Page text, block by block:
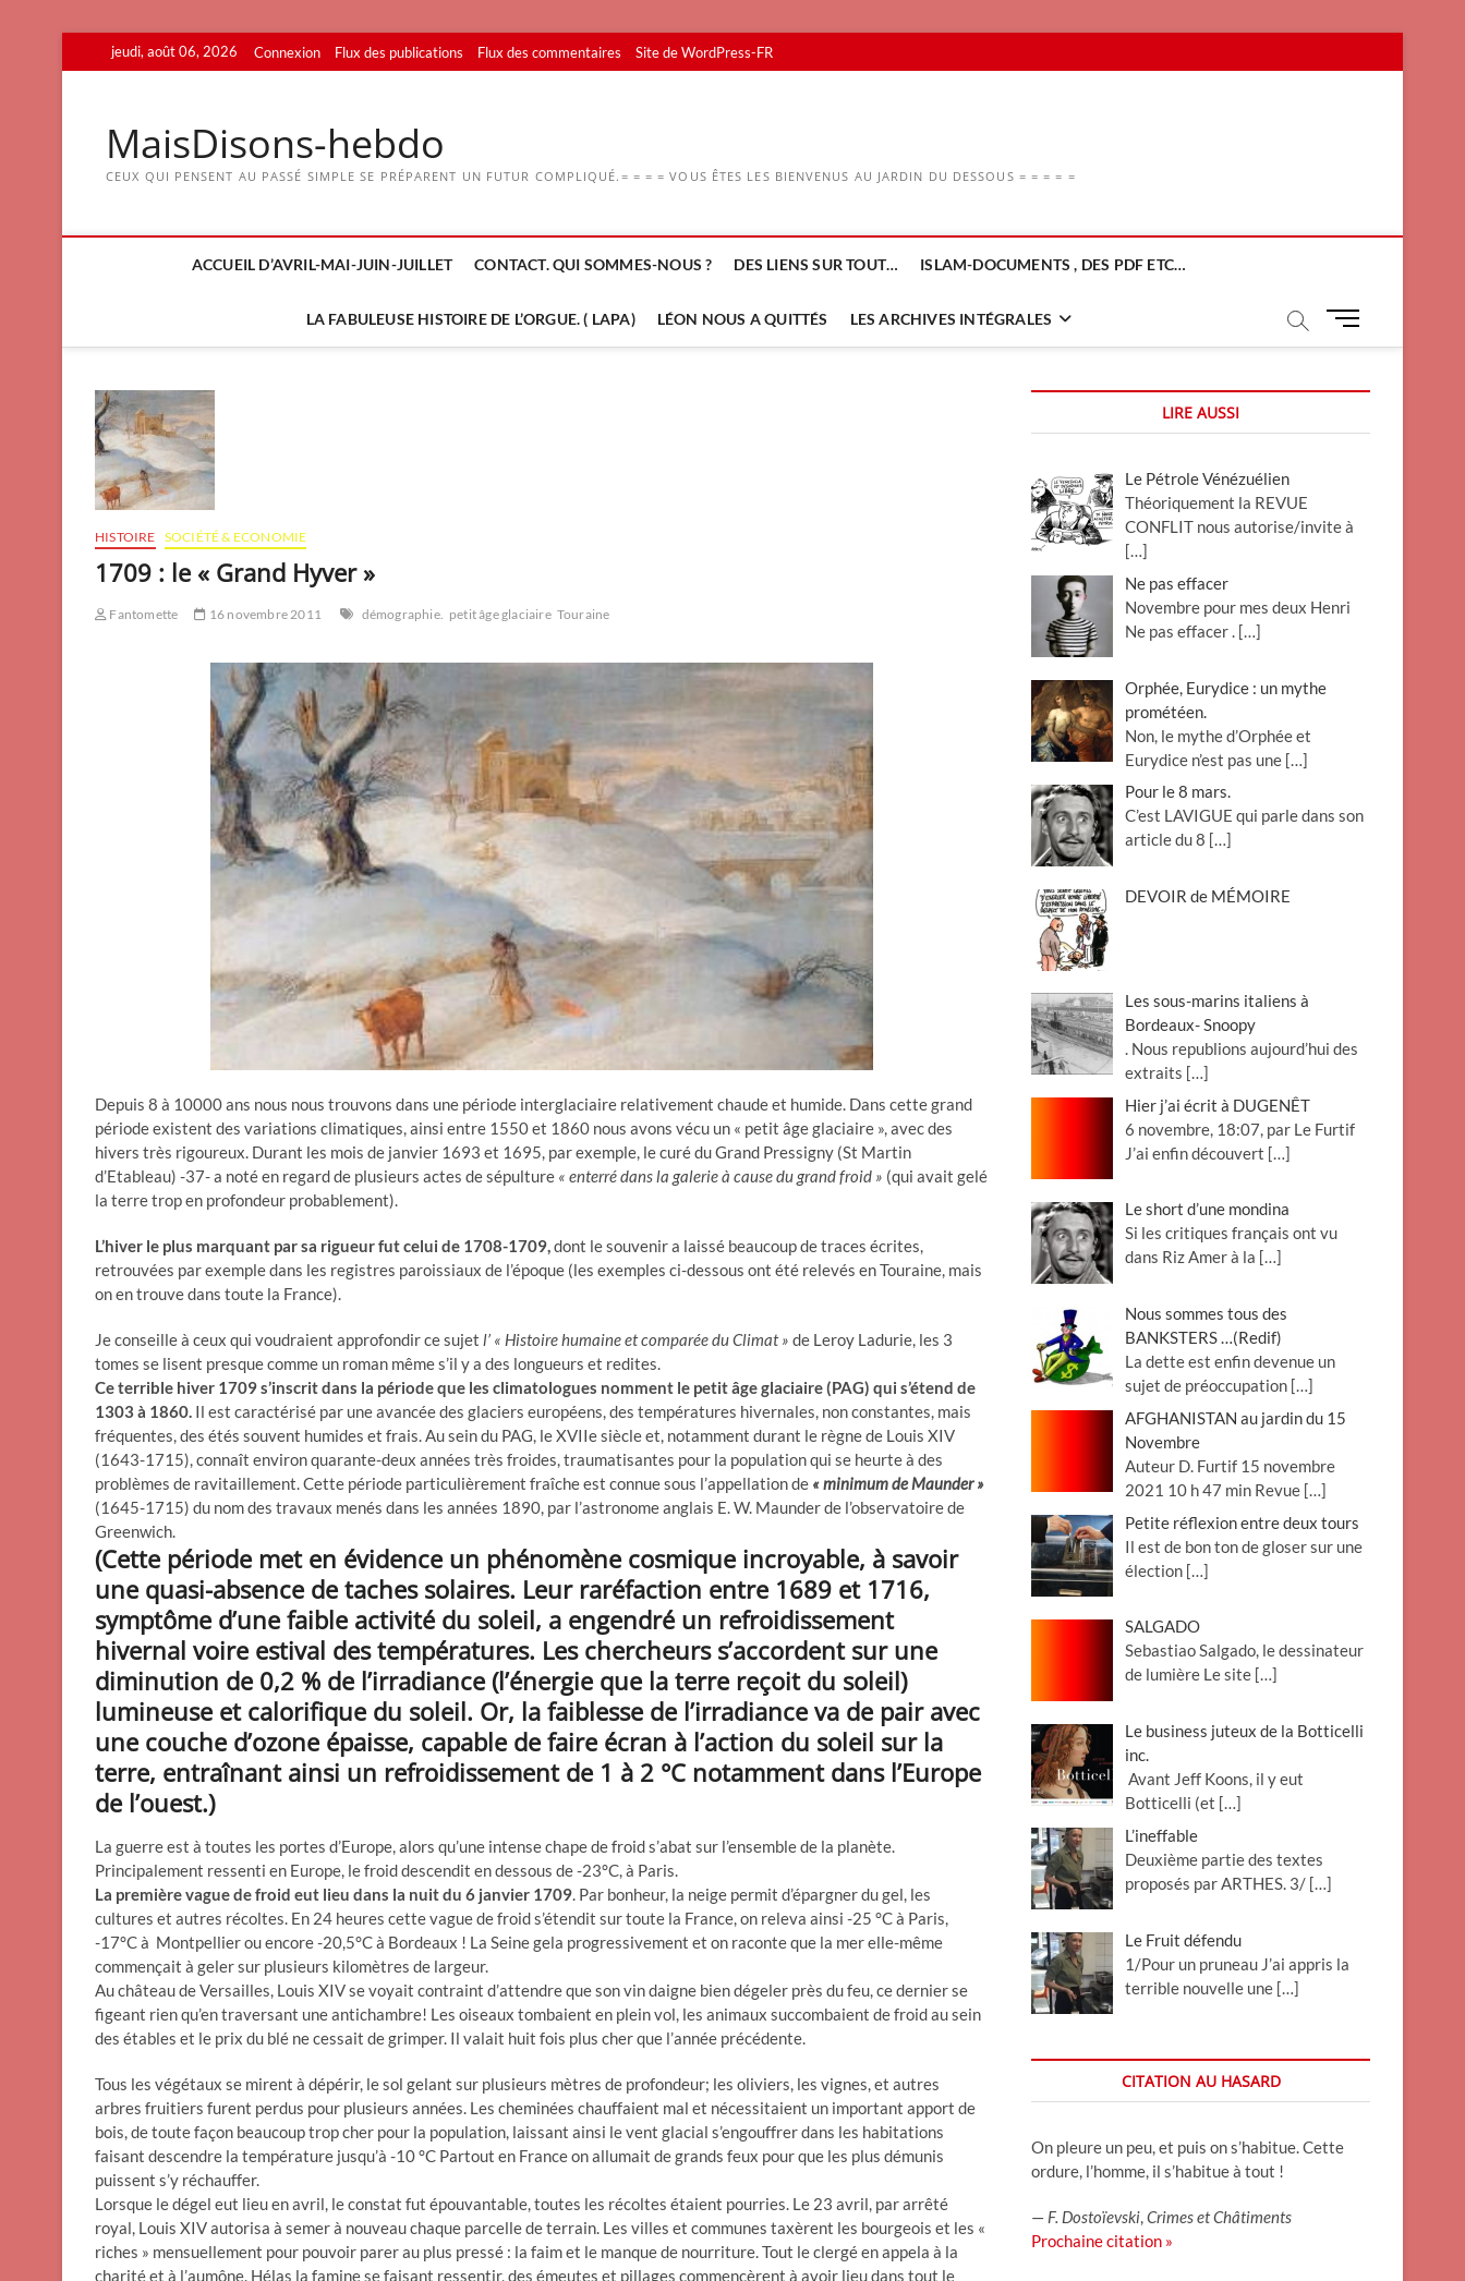
to
jeudi, août 06, 2026 Connexion Flux des publications Flux des commentaires Site de WordPress-FR
MaisDisons-hebdo
CEUX QUI PENSENT AU PASSÉ SIMPLE SE PRÉPARENT UN FUTUR COMPLIQUÉ.= = = = VOUS ÊTES LES BIENVENUS AU JARDIN DU DESSOUS = = = = =
ACCUEIL D’AVRIL-MAI-JUIN-JUILLET CONTACT. QUI SOMMES-NOUS ? DES LIENS SUR TOUT… ISLAM-DOCUMENTS , DES PDF ETC…
LA FABULEUSE HISTOIRE DE L’ORGUE. ( LAPA) LÉON NOUS A QUITTÉS LES ARCHIVES INTÉGRALES
M
u
u
n
HISTOIRE SOCIÉTÉ & ECONOMIE
1709 : le « Grand Hyver »
Fantomette 16 novembre 2011 démographie. petit âge glaciaire Touraine
Depuis 8 à 10000 ans nous nous trouvons dans une période interglaciaire relativement chaude et humide. Dans cette grand
période existent des variations climatiques, ainsi entre 1550 et 1860 nous avons vécu un « petit âge glaciaire », avec des
hivers très rigoureux. Durant les mois de janvier 1693 et 1695, par exemple, le curé du Grand Pressigny (St Martin
d’Etableau) -37- a noté en regard de plusieurs actes de sépulture « enterré dans la galerie à cause du grand froid » (qui avait gelé
la terre trop en profondeur probablement).
L’hiver le plus marquant par sa rigueur fut celui de 1708-1709,dont le souvenir a laissé beaucoup de traces écrites,
retrouvées par exemple dans les registres paroissiaux de l’époque (les exemples ci-dessous ont été relevés en Touraine, mais
on en trouve dans toute la France).
Je conseille à ceux qui voudraient approfondir ce sujet l’ « Histoire humaine et comparée du Climat » de Leroy Ladurie, les 3
tomes se lisent presque comme un roman même s’il y a des longueurs et redites.
Ce terrible hiver 1709 s’inscrit dans la période que les climatologues nomment le petit âge glaciaire (PAG) qui s’étend de
1303 à 1860. Il est caractérisé par une avancée des glaciers européens, des températures hivernales, non constantes, mais
fréquentes, des étés souvent humides et frais. Au sein du PAG, le XVIIe siècle et, notamment durant le règne de Louis XIV
(1643-1715), connaît environ quarante-deux années très froides, traumatisantes pour la population qui se heurte à des
problèmes de ravitaillement. Cette période particulièrement fraîche est connue sous l’appellation de « minimum de Maunder »
(1645-1715) du nom des travaux menés dans les années 1890, par l’astronome anglais E. W. Maunder de l’observatoire de
Greenwich.
(Cette période met en évidence un phénomène cosmique incroyable, à savoir
une quasi-absence de taches solaires. Leur raréfaction entre 1689 et 1716,
symptôme d’une faible activité du soleil, a engendré un refroidissement
hivernal voire estival des températures. Les chercheurs s’accordent sur une
diminution de 0,2 % de l’irradiance (l’énergie que la terre reçoit du soleil)
lumineuse et calorifique du soleil. Or, la faiblesse de l’irradiance va de pair avec
une couche d’ozone épaisse, capable de faire écran à l’action du soleil sur la
terre, entraînant ainsi un refroidissement de 1 à 2 °C notamment dans l’Europe
de l’ouest.)
La guerre est à toutes les portes d’Europe, alors qu’une intense chape de froid s’abat sur l’ensemble de la planète.
Principalement ressenti en Europe, le froid descendit en dessous de -23°C, à Paris.
La première vague de froid eut lieu dans la nuit du 6 janvier 1709. Par bonheur, la neige permit d’épargner du gel, les
cultures et autres récoltes. En 24 heures cette vague de froid s’étendit sur toute la France, on releva ainsi -25 °C à Paris,
-17°C à Montpellier ou encore -20,5°C à Bordeaux ! La Seine gela progressivement et on raconte que la mer elle-même
commençait à geler sur plusieurs kilomètres de largeur.
Au château de Versailles, Louis XIV se voyait contraint d’attendre que son vin daigne bien dégeler près du feu, ce dernier se
figeant rien qu’en traversant une antichambre! Les oiseaux tombaient en plein vol, les animaux succombaient de froid au sein
des étables et le prix du blé ne cessait de grimper. Il valait huit fois plus cher que l’année précédente.
Tous les végétaux se mirent à dépérir, le sol gelant sur plusieurs mètres de profondeur; les oliviers, les vignes, et autres
arbres fruitiers furent perdus pour plusieurs années. Les cheminées chauffaient mal et nécessitaient un important apport de
bois, de toute façon beaucoup trop cher pour la population, laissant ainsi le vent glacial s’engouffrer dans les habitations
faisant descendre la température jusqu’à -10 °C Partout en France on allumait de grands feux pour que les plus démunis
puissent s’y réchauffer.
Lorsque le dégel eut lieu en avril, le constat fut épouvantable, toutes les récoltes étaient pourries. Le 23 avril, par arrêté
royal, Louis XIV autorisa à semer à nouveau chaque parcelle de terrain. Les villes et communes taxèrent les bourgeois et les «
riches » mensuellement pour pouvoir parer au plus pressé : la faim et le manque de nourriture. Tout le clergé en appela à la
charité et à l’aumône. Hélas la famine se faisant ressentir, des émeutes et pillages commencèrent à avoir lieu dans tout le
LIRE AUSSI
Le Pétrole Vénézuélien
Théoriquement la REVUE
CONFLIT nous autorise/invite à
[…]
Ne pas effacer
Novembre pour mes deux Henri
Ne pas effacer . […]
Orphée, Eurydice : un mythe
prométéen.
Non, le mythe d’Orphée et
Eurydice n’est pas une […]
Pour le 8 mars.
C’est LAVIGUE qui parle dans son
article du 8 […]
DEVOIR de MÉMOIRE
Les sous-marins italiens à
Bordeaux- Snoopy
. Nous republions aujourd’hui des
extraits […]
Hier j’ai écrit à DUGENÊT
6 novembre, 18:07, par Le Furtif
J’ai enfin découvert […]
Le short d’une mondina
Si les critiques français ont vu
dans Riz Amer à la […]
Nous sommes tous des
BANKSTERS …(Redif)
La dette est enfin devenue un
sujet de préoccupation […]
AFGHANISTAN au jardin du 15
Novembre
Auteur D. Furtif 15 novembre
2021 10 h 47 min Revue […]
Petite réflexion entre deux tours
Il est de bon ton de gloser sur une
élection […]
SALGADO
Sebastiao Salgado, le dessinateur
de lumière Le site […]
Le business juteux de la Botticelli
inc.
Avant Jeff Koons, il y eut
Botticelli (et […]
L’ineffable
Deuxième partie des textes
proposés par ARTHES. 3/ […]
Le Fruit défendu
1/Pour un pruneau J’ai appris la
terrible nouvelle une […]
CITATION AU HASARD
On pleure un peu, et puis on s’habitue. Cette
ordure, l’homme, il s’habitue à tout !
— F. Dostoïevski,Crimes et Châtiments
Prochaine citation »